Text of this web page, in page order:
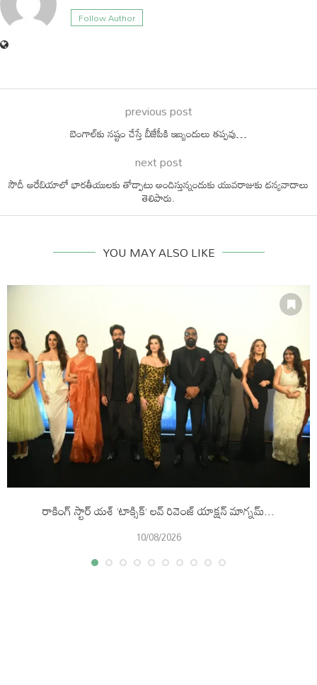
Follow Author
previous post
బెంగాల్‌కు నష్టం చేస్తే బీజేపీకి ఇబ్బందులు తప్పవు…
next post
సౌదీ అరేబియాలో భారతీయులకు తోడ్పాటు అందిస్తున్నందుకు యువరాజుకు ధన్యవాదాలు
తెలిపారు.
YOU MAY ALSO LIKE
రాకింగ్ స్టార్ యశ్ ‘టాక్సిక్’ లవ్ రివెంజ్ యాక్షన్ మాగ్నమ్...
10/08/2026